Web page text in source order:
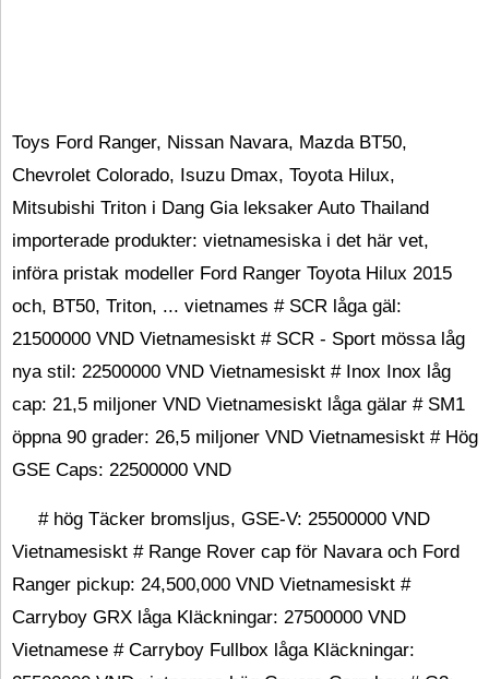
Toys Ford Ranger, Nissan Navara, Mazda BT50,
Chevrolet Colorado, Isuzu Dmax, Toyota Hilux,
Mitsubishi Triton i Dang Gia leksaker Auto Thailand
importerade produkter: vietnamesiska i det här vet,
införa pristak modeller Ford Ranger Toyota Hilux 2015
och, BT50, Triton, ... vietnames # SCR låga gäl:
21500000 VND Vietnamesiskt # SCR - Sport mössa låg
nya stil: 22500000 VND Vietnamesiskt # Inox Inox låg
cap: 21,5 miljoner VND Vietnamesiskt låga gälar # SM1
öppna 90 grader: 26,5 miljoner VND Vietnamesiskt # Hög
GSE Caps: 22500000 VND
# hög Täcker bromsljus, GSE-V: 25500000 VND
Vietnamesiskt # Range Rover cap för Navara och Ford
Ranger pickup: 24,500,000 VND Vietnamesiskt #
Carryboy GRX låga Kläckningar: 27500000 VND
Vietnamese # Carryboy Fullbox låga Kläckningar: